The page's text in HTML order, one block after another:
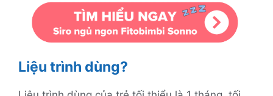
Liệu trình dùng?